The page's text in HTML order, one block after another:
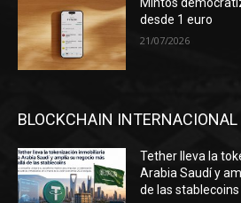
desde 1 euro
21/07/2026
BLOCKCHAIN INTERNACIONAL
Tether lleva la
Arabia Saudí y
de las stablecoins